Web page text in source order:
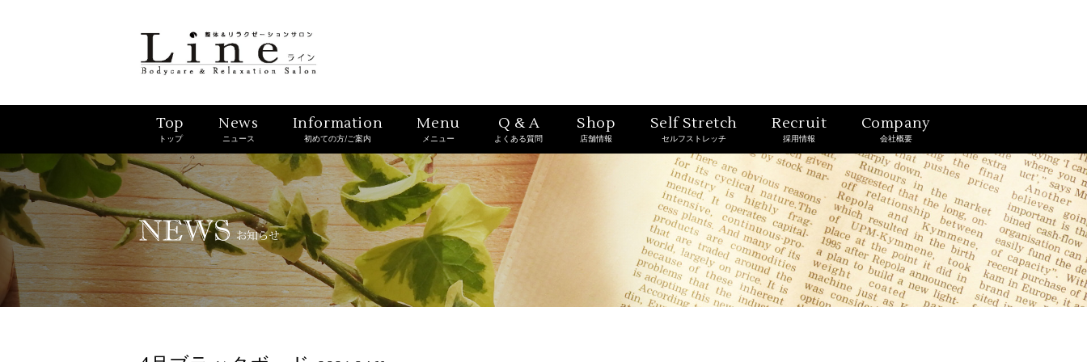
Top
トップ
News
ニュース
Information
初めての方/ご案内
Menu
メニュー
Q & A
よくある質問
Shop
店舗情報
Self Stretch
セルフストレッチ
Recruit
採用情報
Company
会社概要